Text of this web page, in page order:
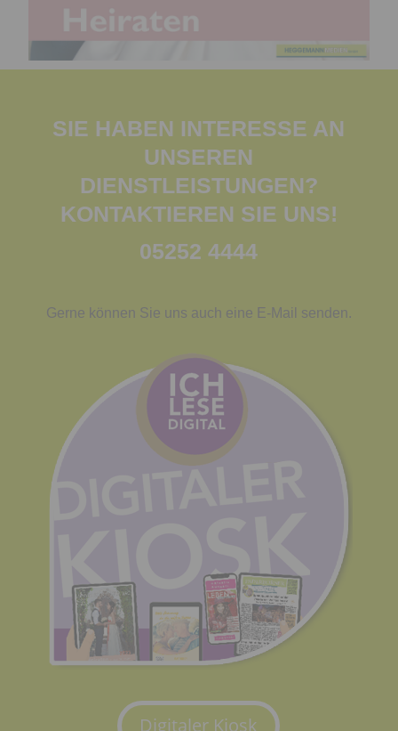
SIE HABEN INTERESSE AN
UNSEREN
DIENSTLEISTUNGEN?
KONTAKTIEREN SIE UNS!
05252 4444
Gerne können Sie uns auch eine E-Mail senden.
Digitaler Kiosk